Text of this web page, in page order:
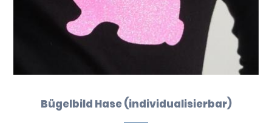
Bügelbild Hase (individualisierbar)